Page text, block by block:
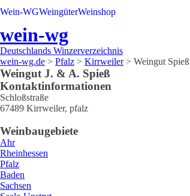
Wein-WGWeingüterWeinshop
wein-wg
Deutschlands Winzerverzeichnis
wein-wg.de > Pfalz > Kirrweiler> Weingut Spieß
Weingut J. & A. Spieß
Kontaktinformationen
Schloßstraße
67489 Kirrweiler, pfalz
Weinbaugebiete
Ahr
Rheinhessen
Pfalz
Baden
Sachsen